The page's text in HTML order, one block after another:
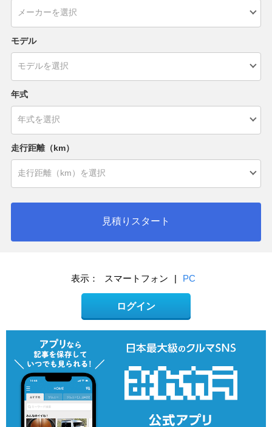
モデル
年式
走行距離（km）
見積りスタート
表示： スマートフォン | PC
ログイン